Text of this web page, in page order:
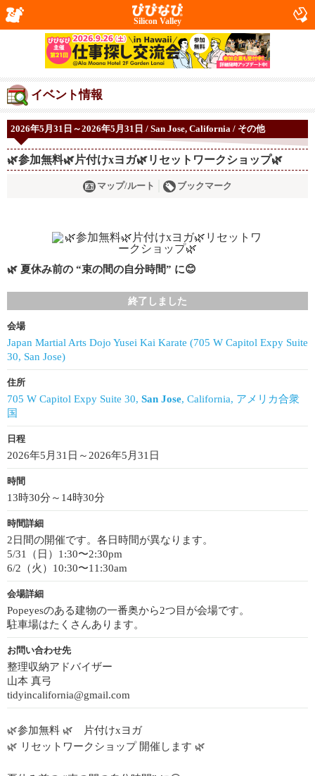
Silicon Valley
イベント情報
2026年5月31日～2026年5月31日 / San Jose, California / その他
🌿参加無料🌿片付けxヨガ🌿リセットワークショップ🌿
マップ/ルート ブックマーク
🌿 夏休み前の “束の間の自分時間” に😊
終了しました
会場
Japan Martial Arts Dojo Yusei Kai Karate (705 W Capitol Expy Suite
30, San Jose)
住所
705 W Capitol Expy Suite 30, San Jose, California, アメリカ合衆
国
日程
2026年5月31日～2026年5月31日
時間
13時30分～14時30分
時間詳細
2日間の開催です。各日時間が異なります。
5/31（日）1:30〜2:30pm
6/2（火）10:30〜11:30am
会場詳細
Popeyesのある建物の一番奥から2つ目が会場です。
駐車場はたくさんあります。
お問い合わせ先
整理収納アドバイザー
山本 真弓
tidyincalifornia@gmail.com
🌿参加無料 🌿 片付けxヨガ
🌿 リセットワークショップ 開催します 🌿